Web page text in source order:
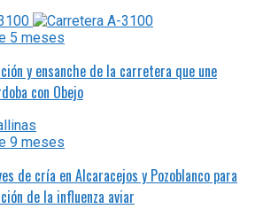
5 meses
y ensanche de la carretera que une
con Obejo
9 meses
de cría en Alcaracejos y Pozoblanco para
de la influenza aviar